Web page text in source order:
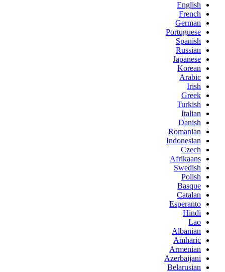
English
French
German
Portuguese
Spanish
Russian
Japanese
Korean
Arabic
Irish
Greek
Turkish
Italian
Danish
Romanian
Indonesian
Czech
Afrikaans
Swedish
Polish
Basque
Catalan
Esperanto
Hindi
Lao
Albanian
Amharic
Armenian
Azerbaijani
Belarusian